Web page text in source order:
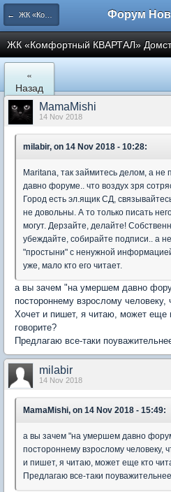
← ЖК «Комфортный КВАРТАЛ»
ЖК «Комфортный КВАРТАЛ»
«
Назад
MamaMishi
14 Nov 2018
milabir, on 14 Nov 2018 - 10:28:
Maritana, так займитесь делом, а
давно форуме.. что воздух зря
Город есть эл.ящик СД,
не довольны. А то только писать
могут. Дерзайте, делайте!
убеждайте, собирайте подписи.. а
"простыни" с ненужной
уже, мало кто его читает.
а вы зачем "на умершем давно
постороннему взрослому человеку,
Хочет и пишет, я читаю, может еще
говорите?
Предлагаю все-таки
milabir
14 Nov 2018
MamaMishi, on 14 Nov 2018 - 15:49:
а вы зачем "на умершем давно
постороннему взрослому человеку,
и пишет, я читаю, может еще кто
Предлагаю все-таки поуважительнее